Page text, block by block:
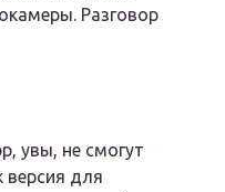
Разговор
увы, не смогут
версия для